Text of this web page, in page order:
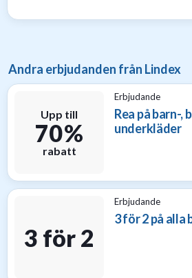
Andra erbjudanden från Lindex
Upp till
70 %
rabatt
Erbjudande
Rea på barn-,
underkläder
3 för 2
Erbjudande
3 för 2 på alla
Nätbutiker